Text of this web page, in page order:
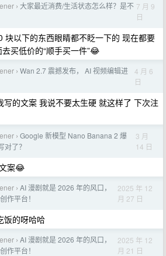
› 大家最近消费/生活状态怎么样？是不 7 月 9
日
块以下的东西眼睛都不眨一下的 现在都要
买低价的“顺手买一件”😂
› Wan 2.7 震撼发布， AI 视频编辑进
4 月 6
日
写的文案 我说不要太生硬 就这样了 下次注
› Google 新模型 Nano Banana 2 爆
对了？
3 月
14 日
案😂
› AI 漫剧就是 2026 年的风口，
作平台！
2025 年 12
月 27 日
饭的呀哈哈
› AI 漫剧就是 2026 年的风口，
作平台！
2025 年 12
月 21 日